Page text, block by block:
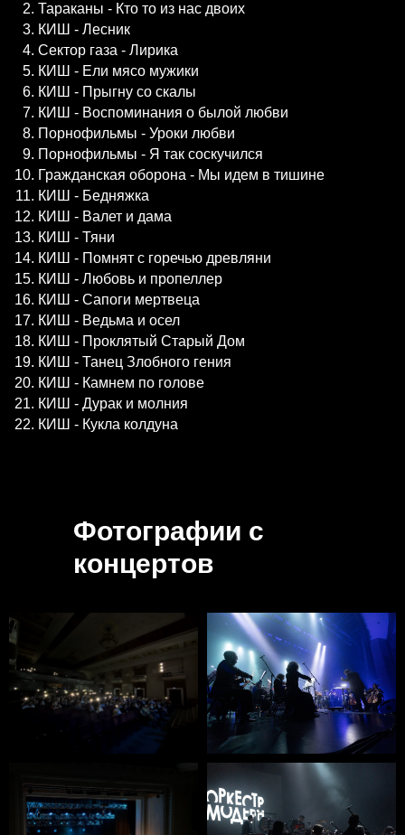
Тараканы - Кто то из нас двоих
КИШ - Лесник
Сектор газа - Лирика
КИШ - Ели мясо мужики
КИШ - Прыгну со скалы
КИШ - Воспоминания о былой любви
Порнофильмы - Уроки любви
Порнофильмы - Я так соскучился
Гражданская оборона - Мы идем в тишине
КИШ - Бедняжка
КИШ - Валет и дама
КИШ - Тяни
КИШ - Помнят с горечью древляни
КИШ - Любовь и пропеллер
КИШ - Сапоги мертвеца
КИШ - Ведьма и осел
КИШ - Проклятый Старый Дом
КИШ - Танец Злобного гения
КИШ - Камнем по голове
КИШ - Дурак и молния
КИШ - Кукла колдуна
Фотографии с
концертов